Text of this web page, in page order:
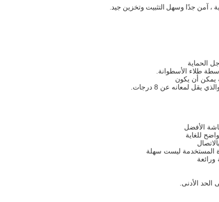
، آمن جدًا وسهل التثبيت وتخزين جيد.
الحماية
الأفضل
للغاية
الأدنى.